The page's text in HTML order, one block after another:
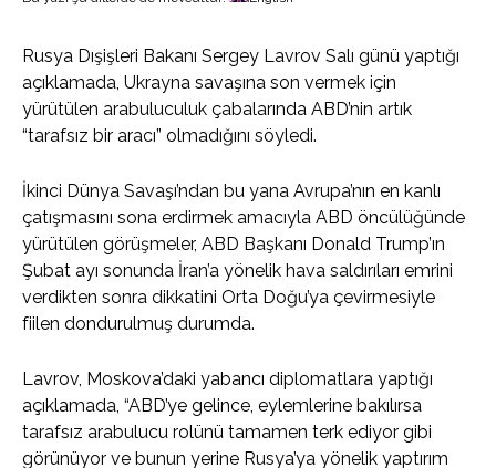
Rusya Dışişleri Bakanı Sergey Lavrov Salı günü yaptığı
açıklamada, Ukrayna savaşına son vermek için
yürütülen arabuluculuk çabalarında ABD’nin artık
“tarafsız bir aracı” olmadığını söyledi.
İkinci Dünya Savaşı’ndan bu yana Avrupa’nın en kanlı
çatışmasını sona erdirmek amacıyla ABD öncülüğünde
yürütülen görüşmeler, ABD Başkanı Donald Trump’ın
Şubat ayı sonunda İran’a yönelik hava saldırıları emrini
verdikten sonra dikkatini Orta Doğu’ya çevirmesiyle
fiilen dondurulmuş durumda.
Lavrov, Moskova’daki yabancı diplomatlara yaptığı
açıklamada, “ABD’ye gelince, eylemlerine bakılırsa
tarafsız arabulucu rolünü tamamen terk ediyor gibi
görünüyor ve bunun yerine Rusya’ya yönelik yaptırım